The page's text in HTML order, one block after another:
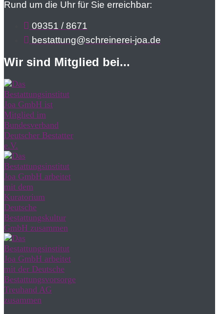
Rund um die Uhr für Sie erreichbar:
09351 / 8671
bestattung@schreinerei-joa.de
Wir sind Mitglied bei...